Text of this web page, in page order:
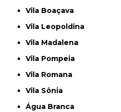
Vila Boaçava
Vila Leopoldina
Vila Madalena
Vila Pompeia
Vila Romana
Vila Sônia
Água Branca